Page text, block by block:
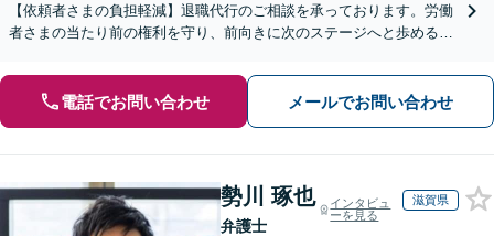
【依頼者さまの負担軽減】退職代行のご相談を承っております。労働
者さまの当たり前の権利を守り、前向きに次のステージへと歩めるよ
電話でお問い合わせ メールでお問い合わせ
勢川 琢也
弁護士
インタビュ
ーを見る
滋賀県